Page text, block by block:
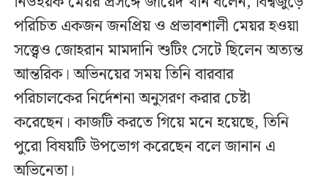
পরিচিত একজন জনপ্রিয় ও প্রভাবশালী মেয়র হওয়া
সত্ত্বেও জোহরান মামদানি শুটিং সেটে ছিলেন অত্যন্ত
আন্তরিক। অভিনয়ের সময় তিনি বারবার
পরিচালকের নির্দেশনা অনুসরণ করার চেষ্টা
করেছেন। কাজটি করতে গিয়ে মনে হয়েছে, তিনি
পুরো বিষয়টি উপভোগ করেছেন বলে জানান এ
অভিনেতা।